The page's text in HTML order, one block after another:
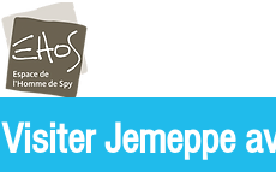
Visiter Jemeppe